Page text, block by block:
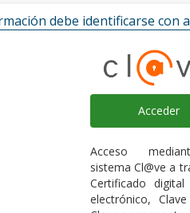
debe identificarse
Acceder
Acceso
sistema Cl@ve a
Certificado
electrónico,